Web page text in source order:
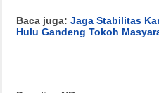
Baca juga: Jaga Stabilitas
Hulu Gandeng Tokoh